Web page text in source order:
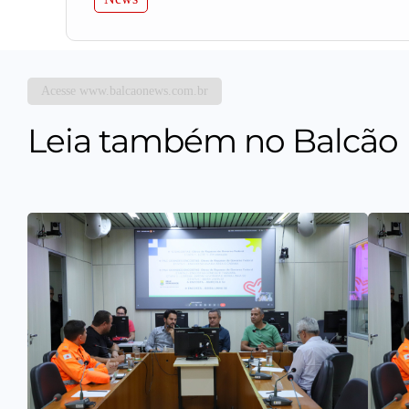
Acesse www.balcaonews.com.br
Leia também no Balcão